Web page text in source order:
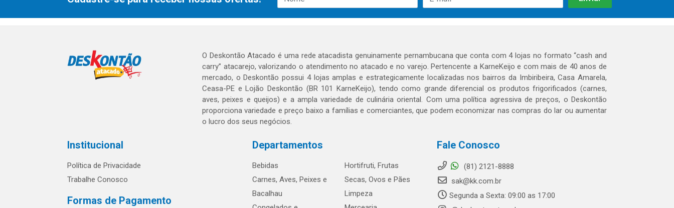
O Deskontão Atacado é uma rede atacadista genuinamente pernambucana que conta com 4 lojas no formato “cash and
carry” atacarejo, valorizando o atendimento no atacado e no varejo. Pertencente a KarneKeijo e com mais de 40 anos de
mercado, o Deskontão possui 4 lojas amplas e estrategicamente localizadas nos bairros da Imbiribeira, Casa Amarela,
Ceasa-PE e Lojão Deskontão (BR 101 KarneKeijo), tendo como grande diferencial os produtos frigorificados (carnes,
aves, peixes e queijos) e a ampla variedade de culinária oriental. Com uma política agressiva de preços, o Deskontão
proporciona variedade e preço baixo a famílias e comerciantes, que podem economizar nas compras do lar ou aumentar
o lucro dos seus negócios.
Institucional
Política de Privacidade
Trabalhe Conosco
Formas de Pagamento
Departamentos
Bebidas
Carnes, Aves, Peixes e
Bacalhau
Hortifruti, Frutas
Secas, Ovos e Pães
Limpeza
Fale Conosco
(81) 2121-8888
sak@kk.com.br
Segunda a Sexta: 09:00 as 17:00